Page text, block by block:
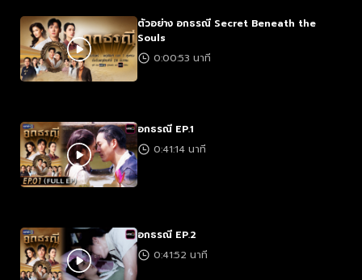
ตัวอย่าง อกธรณี Secret Beneath the
Souls
0:00:53 นาที
อกธรณี EP.1
0:41:14 นาที
อกธรณี EP.2
0:41:52 นาที